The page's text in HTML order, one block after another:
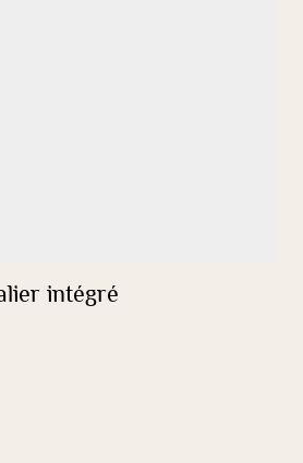
intégré